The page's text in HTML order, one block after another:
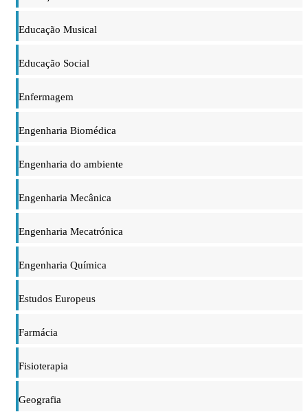
Educação Musical
Educação Social
Enfermagem
Engenharia Biomédica
Engenharia do ambiente
Engenharia Mecânica
Engenharia Mecatrónica
Engenharia Química
Estudos Europeus
Farmácia
Fisioterapia
Geografia